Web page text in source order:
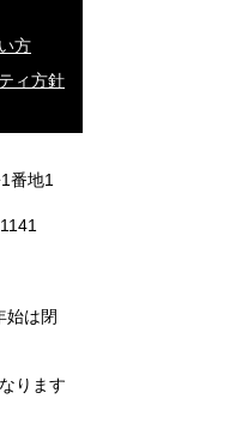
方
ィ方針
番地1
始は閉
ます